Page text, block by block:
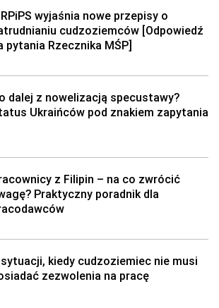
wyjaśnia nowe przepisy o
cudzoziemców [Odpowiedź
pytania Rzecznika MŚP]
dalej z nowelizacją specustawy?
Ukraińców pod znakiem zapytania
z Filipin – na co zwrócić
Praktyczny poradnik dla
kiedy cudzoziemiec nie musi
zezwolenia na pracę